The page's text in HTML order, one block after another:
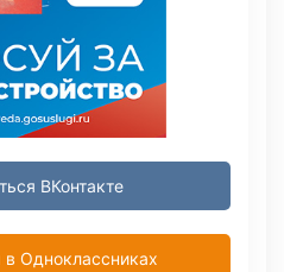
ВКонтакте
Одноклассниках